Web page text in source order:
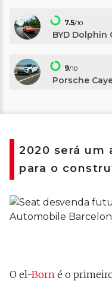
7.5/10
BYD Dolphin
9/10
Porsche
2020 será um
para o
O el-Born é o